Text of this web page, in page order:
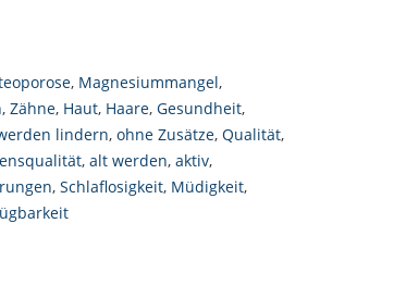
, Magnesiummangel,
, Zähne, Haut, Haare, Gesundheit,
lindern, ohne Zusätze, Qualität,
, alt werden, aktiv,
, Schlaflosigkeit, Müdigkeit,